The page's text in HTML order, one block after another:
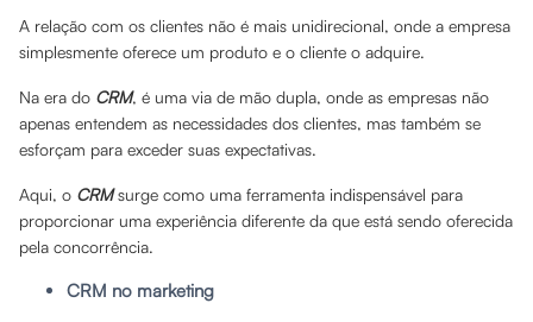
A relação com os clientes não é mais unidirecional, onde a empresa
simplesmente oferece um produto e o cliente o adquire.
Na era do CRM, é uma via de mão dupla, onde as empresas não
apenas entendem as necessidades dos clientes, mas também se
esforçam para exceder suas expectativas.
Aqui, o CRMsurge como uma ferramenta indispensável para
proporcionar uma experiência diferente da que está sendo oferecida
pela concorrência.
CRM no marketing